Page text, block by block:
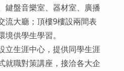
鍵盤音樂室、器材室、廣播
流大廳；頂樓9樓設兩間表
供學生學習。
立生涯中心，提供同學生涯
就職對策講座，接洽各大企